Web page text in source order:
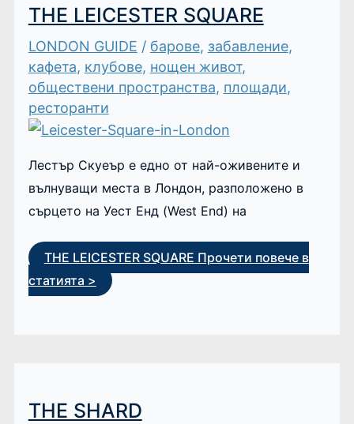
THE LEICESTER SQUARE
LONDON GUIDE / барове, забавление,
кафета, клубове, нощен живот,
обществени пространства, площади,
ресторанти
Лестър Скуеър е едно от най-оживените и
вълнуващи места в Лондон, разположено в
сърцето на Уест Енд (West End) на
THE LEICESTER SQUARE Прочети повече в
статията >
THE SHARD